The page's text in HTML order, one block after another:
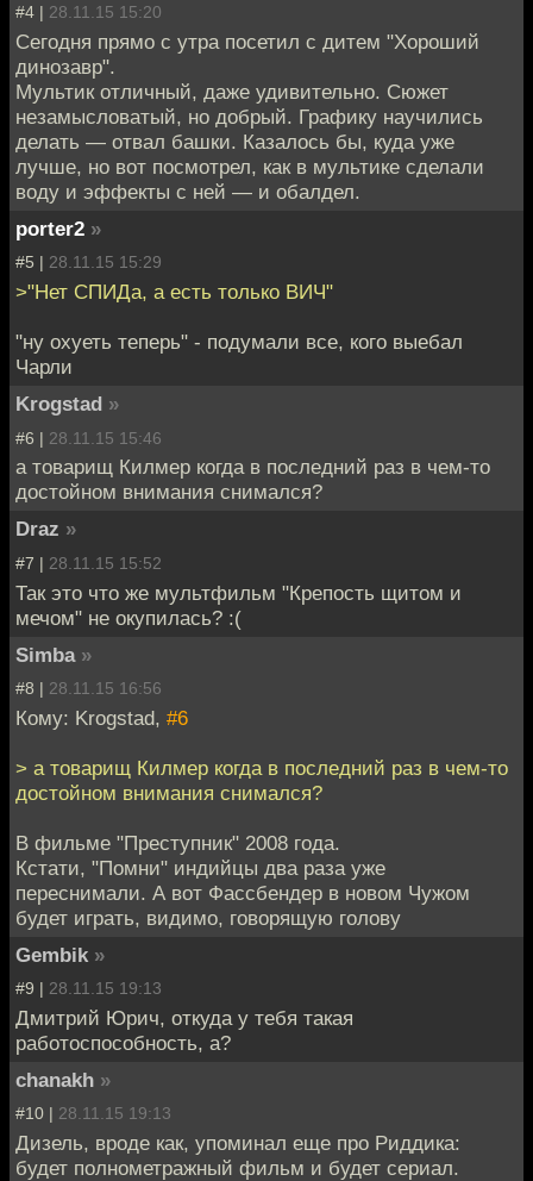
#4 | 28.11.15 15:20
Сегодня прямо с утра посетил с дитем "Хороший
динозавр".
Мультик отличный, даже удивительно. Сюжет
незамысловатый, но добрый. Графику научились
делать — отвал башки. Казалось бы, куда уже
лучше, но вот посмотрел, как в мультике сделали
воду и эффекты с ней — и обалдел.
porter2 »
#5 | 28.11.15 15:29
>"Нет СПИДа, а есть только ВИЧ"
"ну охуеть теперь" - подумали все, кого выебал
Чарли
Krogstad »
#6 | 28.11.15 15:46
а товарищ Килмер когда в последний раз в чем-то
достойном внимания снимался?
Draz »
#7 | 28.11.15 15:52
Так это что же мультфильм "Крепость щитом и
мечом" не окупилась? :(
Simba »
#8 | 28.11.15 16:56
Кому: Krogstad, #6
> а товарищ Килмер когда в последний раз в чем-то
достойном внимания снимался?
В фильме "Преступник" 2008 года.
Кстати, "Помни" индийцы два раза уже
переснимали. А вот Фассбендер в новом Чужом
будет играть, видимо, говорящую голову
Gembik »
#9 | 28.11.15 19:13
Дмитрий Юрич, откуда у тебя такая
работоспособность, а?
chanakh »
#10 | 28.11.15 19:13
Дизель, вроде как, упоминал еще про Риддика:
будет полнометражный фильм и будет сериал.